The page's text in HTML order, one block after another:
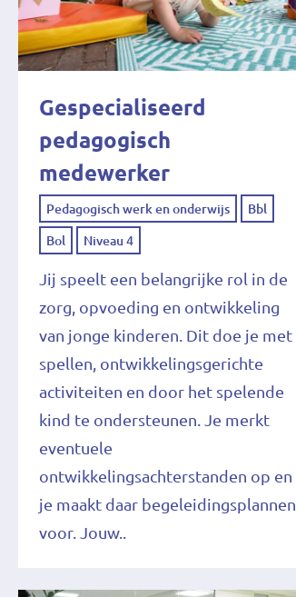
Gespecialiseerd
pedagogisch
medewerker
Pedagogisch werk en onderwijs Bbl
Bol Niveau 4
Jij speelt een belangrijke rol in de
zorg, opvoeding en ontwikkeling
van jonge kinderen. Dit doe je met
spellen, ontwikkelingsgerichte
activiteiten en door het spelende
kind te ondersteunen. Je merkt
eventuele
ontwikkelingsachterstanden op en
je maakt daar begeleidingsplannen
voor. Jouw..